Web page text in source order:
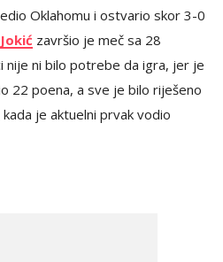
Oklahomu i ostvario skor 3-0
završio je meč sa 28
nije ni bilo potrebe da igra, jer je
22 poena, a sve je bilo riješeno
je aktuelni prvak vodio